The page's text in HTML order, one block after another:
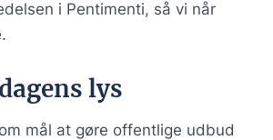
i Pentimenti, så vi når
lys
mål at gøre offentlige udbud